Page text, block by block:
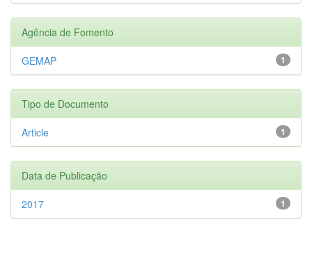
Agência de Fomento
1
GEMAP
Tipo de Documento
1
Article
Data de Publicação
1
2017